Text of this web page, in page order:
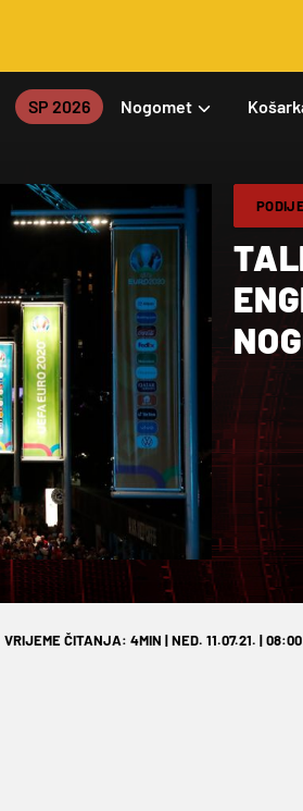
SP 2026 Nogomet
VRIJEME ČITANJA: 4MIN | NED. 11.07.21. | 08:00